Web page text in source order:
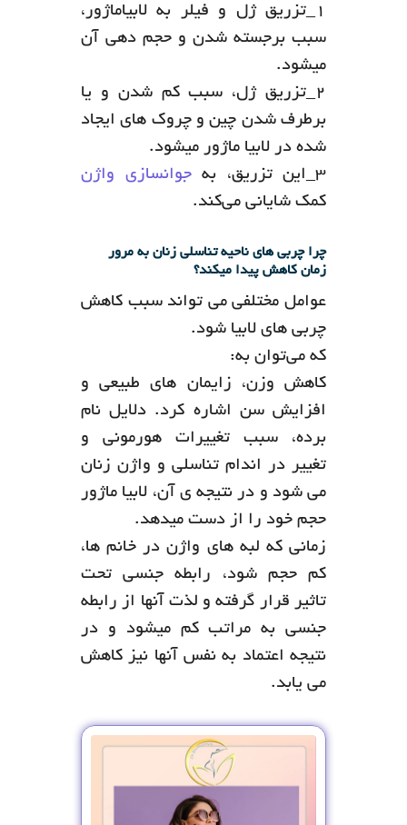
۱_تزریق ژل و فیلر به لابیاماژور،
سبب برجسته شدن و حجم دهی آن
میشود‌.
۲_تزریق ژل، سبب کم شدن و یا
برطرف شدن چین و چروک های ایجاد
شده در لابیا ماژور میشود.
۳_این تزریق، به
جوانسازی واژن
کمک شایانی می‌کند.
چرا چربی های ناحیه تناسلی زنان به مرور
زمان کاهش پیدا میکند؟
عوامل مختلفی می تواند سبب کاهش
چربی های لابیا شود.
که می‌توان به:
کاهش وزن، زایمان های طبیعی و
افزایش سن اشاره کرد. دلایل نام
برده، سبب تغییرات هورمونی و
تغییر در اندام تناسلی و واژن زنان
می شود و در نتیجه ی آن، لابیا ماژور
حجم خود را از دست میدهد.
زمانی که لبه های واژن در خانم ها،
کم حجم شود، رابطه جنسی تحت
تاثیر قرار گرفته و لذت آنها از رابطه
جنسی به مراتب کم میشود و در
نتیجه اعتماد به نفس آنها نیز کاهش
می یابد.